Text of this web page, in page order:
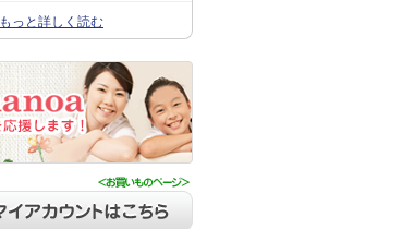
もっと詳しく読む